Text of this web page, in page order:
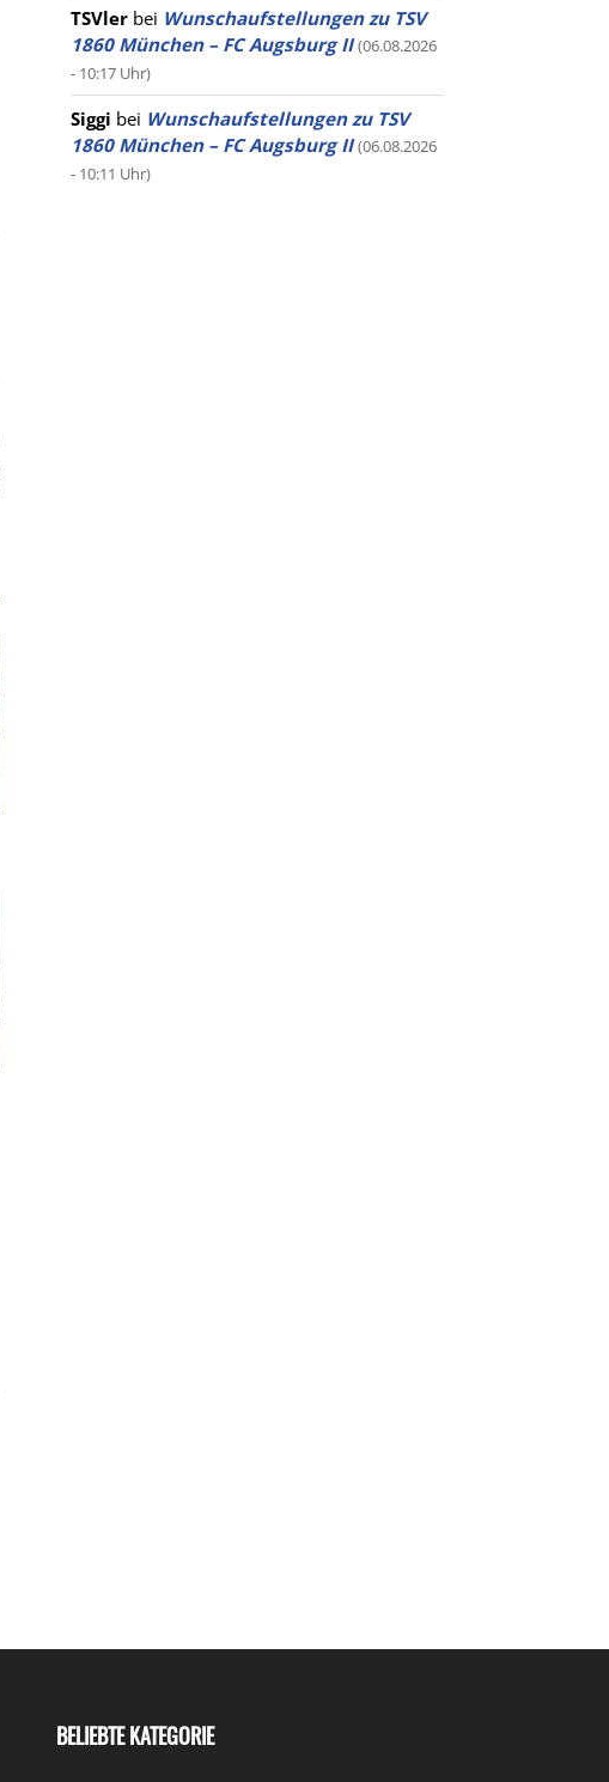
TSVler bei Wunschaufstellungen zu TSV
1860 München – FC Augsburg II (06.08.2026
- 10:17 Uhr)
Siggi bei Wunschaufstellungen zu TSV
1860 München – FC Augsburg II (06.08.2026
- 10:11 Uhr)
BELIEBTE KATEGORIE